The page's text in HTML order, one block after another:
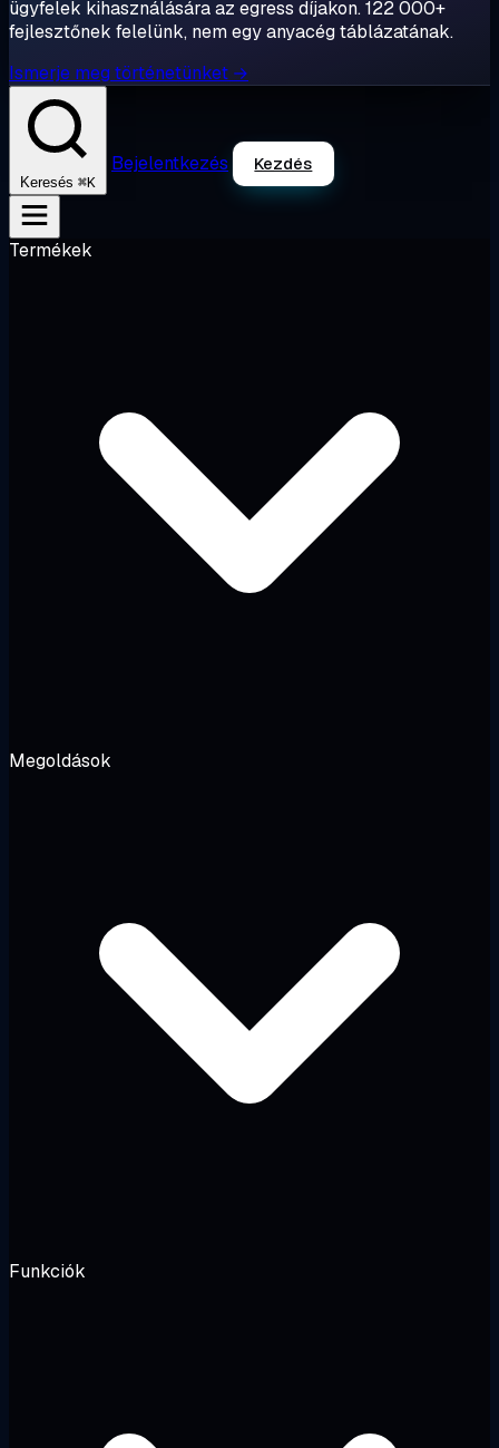
ügyfelek kihasználására az egress díjakon. 122 000+
fejlesztőnek felelünk, nem egy anyacég táblázatának.
Ismerje meg történetünket →
Keresés ⌘K
Bejelentkezés Kezdés
Termékek
Megoldások
Funkciók